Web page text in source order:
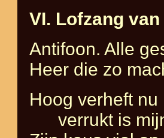
VI. Lofzang
Antifoon. Alle
Heer die zo
Hoog verheft
verrukt is mijn